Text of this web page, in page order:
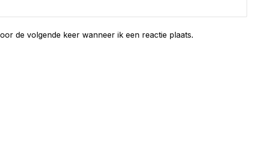
de volgende keer wanneer ik een reactie plaats.